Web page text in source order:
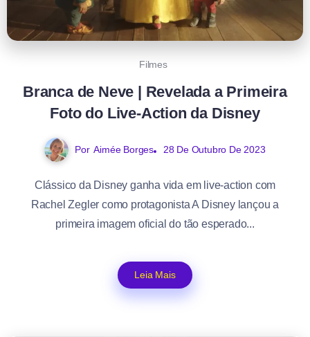
Filmes
Branca de Neve | Revelada a Primeira
Foto do Live-Action da Disney
Por Aimée Borges 28 De Outubro De 2023
Clássico da Disney ganha vida em live-action com
Rachel Zegler como protagonista A Disney lançou a
primeira imagem oficial do tão esperado...
Leia Mais